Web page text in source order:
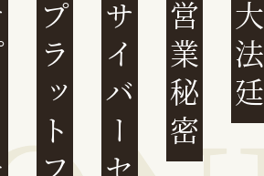
営業秘密 大法廷